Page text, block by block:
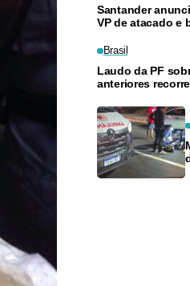
Santander
VP de atacado e
Brasil
Laudo da PF
anteriores